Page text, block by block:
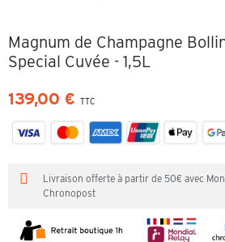
Magnum de Champagne
Special Cuvée - 1,5L
139,00 € TTC
Livraison offerte à partir de 50€ avec
Chronopost